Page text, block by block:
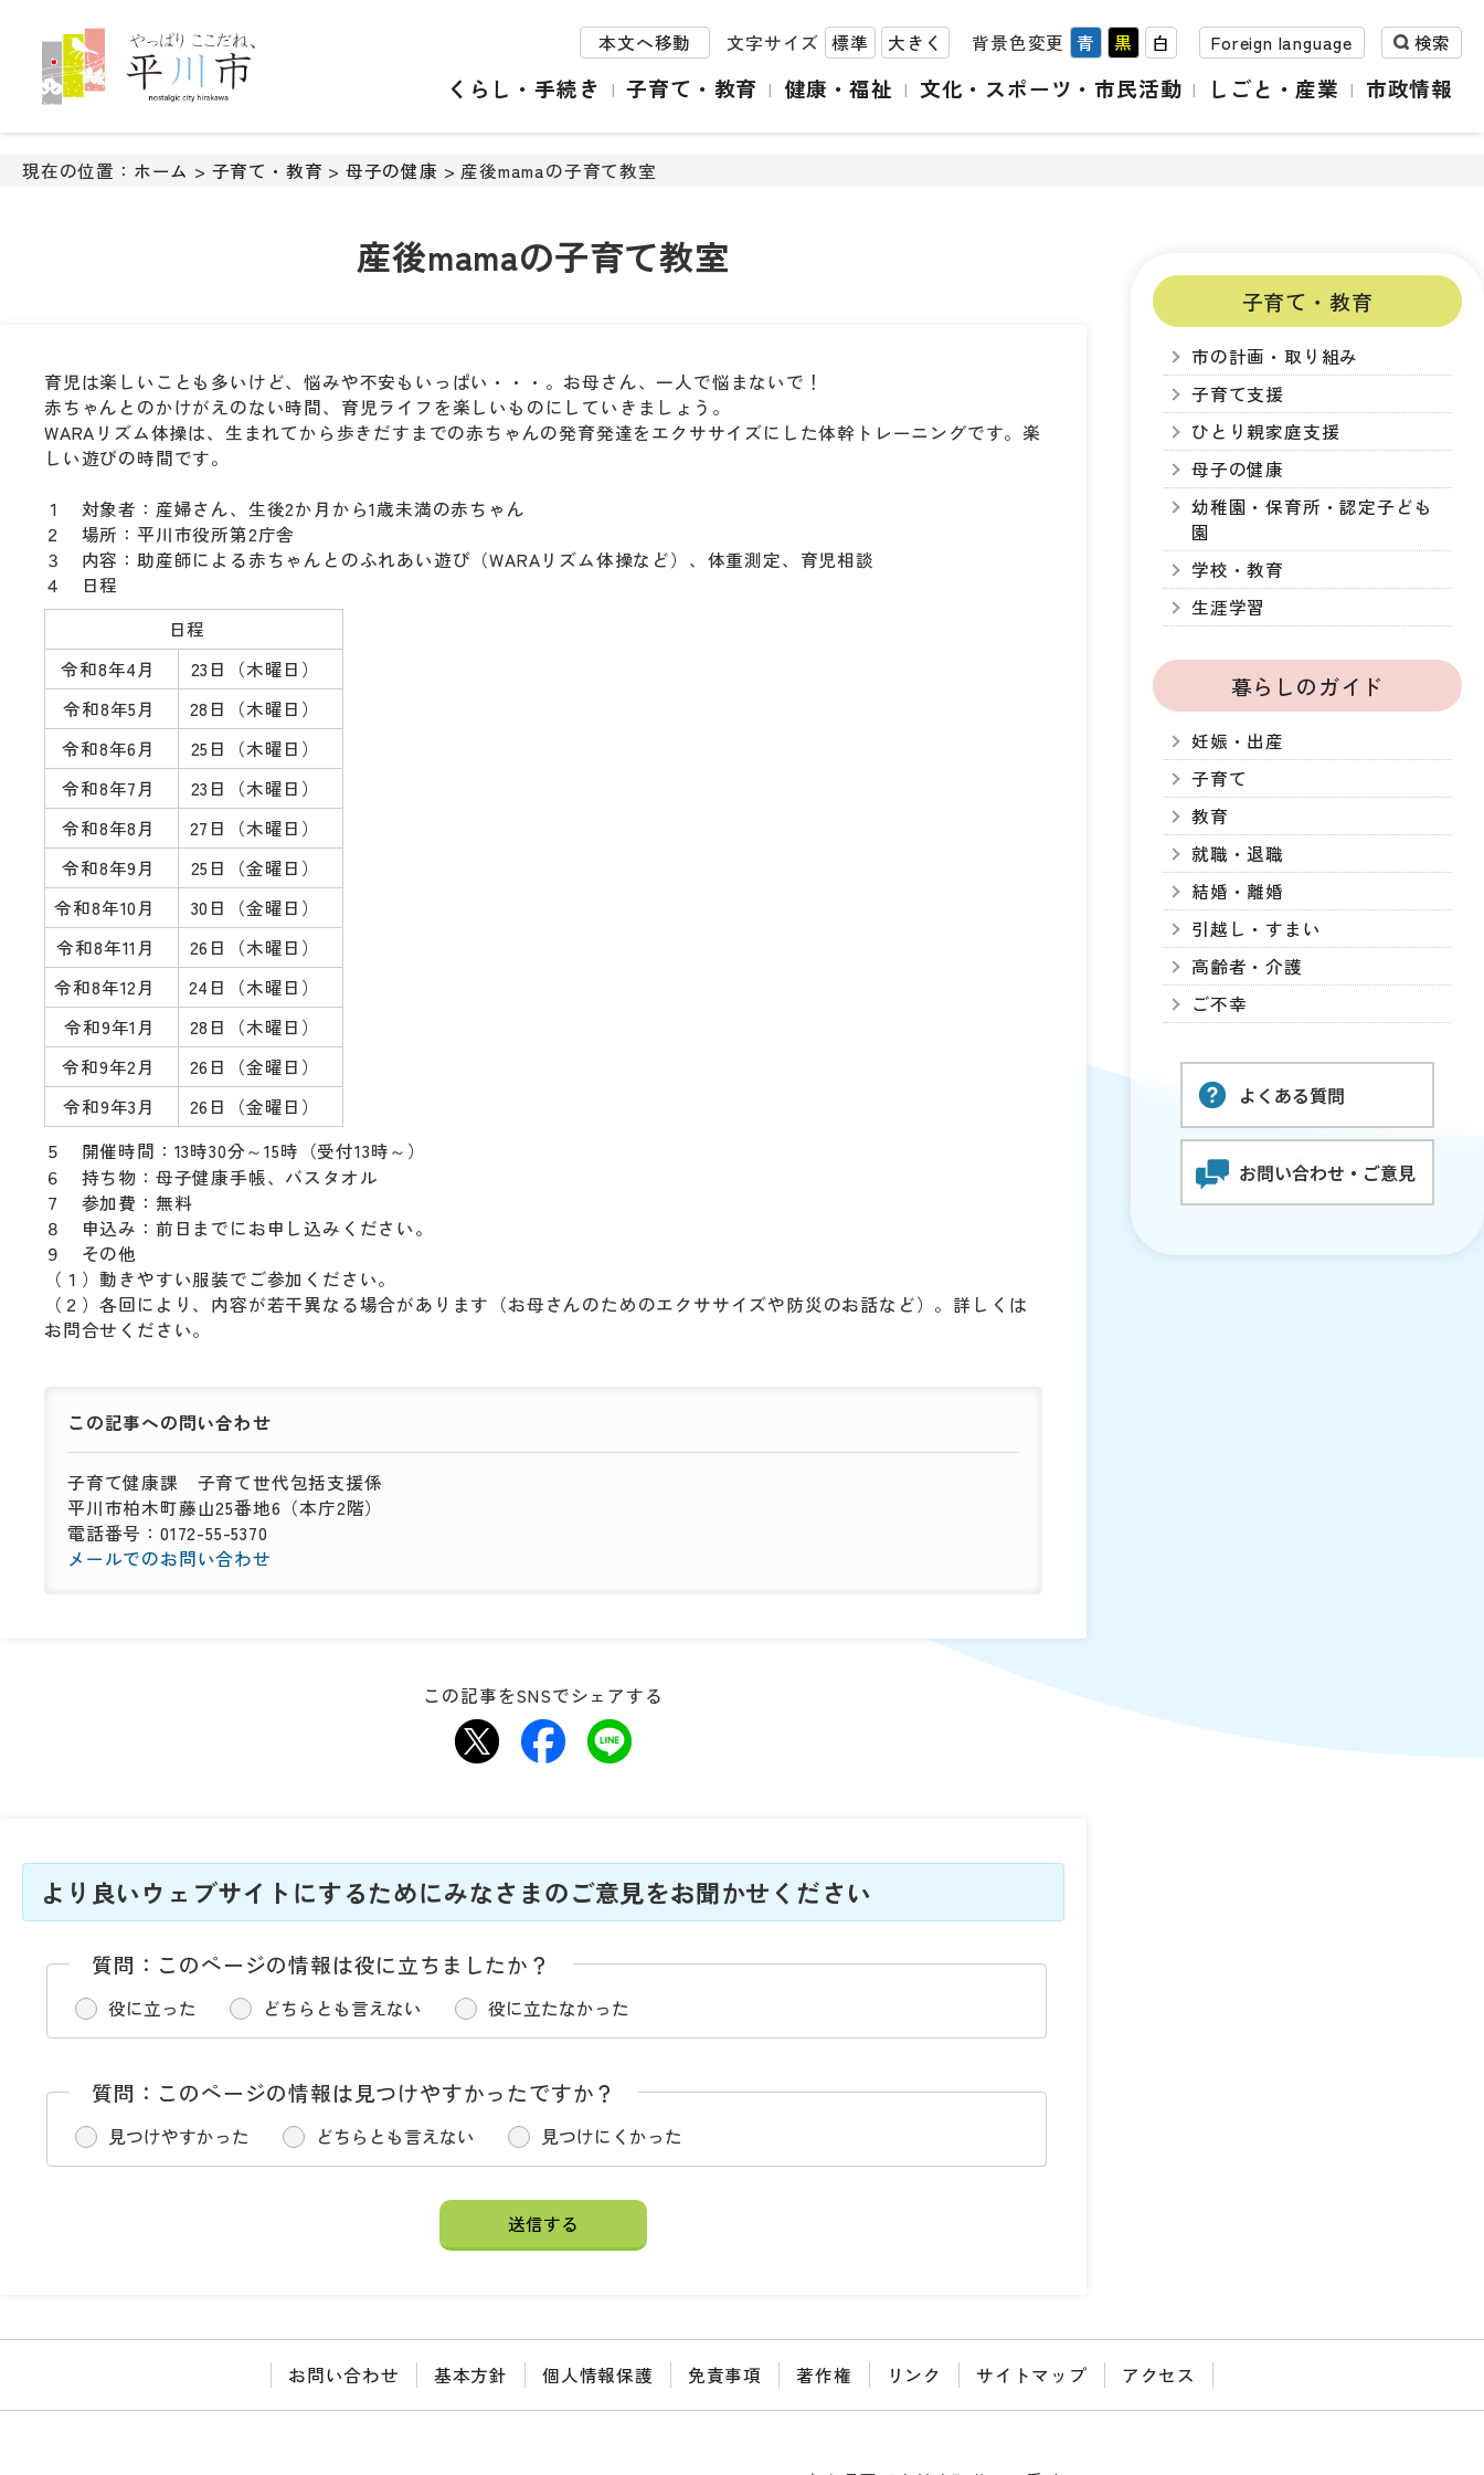
ョ
本文へ移動 文字サイズ 標準 大きく 背景色変更 青 黒 白 Foreign language 検索
くらし・手続き 子育て・教育 健康・福祉 文化・スポーツ・市民活動 しごと・産業 市政情報
現在の位置： ホーム > 子育て・教育 > 母子の健康 > 産後mamaの子育て教室
産後mamaの子育て教室
育児は楽しいことも多いけど、悩みや不安もいっぱい・・・。お母さん、一人で悩まないで！
赤ちゃんとのかけがえのない時間、育児ライフを楽しいものにしていきましょう。
WARAリズム体操は、生まれてから歩きだすまでの赤ちゃんの発育発達をエクササイズにした体幹トレーニングです。楽
しい遊びの時間です。
１ 対象者：産婦さん、生後2か月から1歳未満の赤ちゃん
２ 場所：平川市役所第2庁舎
３ 内容：助産師による赤ちゃんとのふれあい遊び（WARAリズム体操など）、体重測定、育児相談
４ 日程
日程
令和8年4月
23日（木曜日）
令和8年5月
28日（木曜日）
令和8年6月
25日（木曜日）
令和8年7月
23日（木曜日）
令和8年8月
27日（木曜日）
令和8年9月
25日（金曜日）
令和8年10月
30日（金曜日）
令和8年11月
26日（木曜日）
令和8年12月
24日（木曜日）
令和9年1月
28日（木曜日）
令和9年2月
26日（金曜日）
令和9年3月
26日（金曜日）
５ 開催時間：13時30分～15時（受付13時～）
６ 持ち物：母子健康手帳、バスタオル
７ 参加費：無料
８ 申込み：前日までにお申し込みください。
９ その他
（１）動きやすい服装でご参加ください。
（２）各回により、内容が若干異なる場合があります（お母さんのためのエクササイズや防災のお話など）。詳しくは
お問合せください。
この記事への問い合わせ
子育て健康課 子育て世代包括支援係
平川市柏木町藤山25番地6（本庁2階）
電話番号：0172-55-5370
メールでのお問い合わせ
この記事をSNSでシェアする
より良いウェブサイトにするためにみなさまのご意見をお聞かせください
質問：このページの情報は役に立ちましたか？
役に立った どちらとも言えない 役に立たなかった
質問：このページの情報は見つけやすかったですか？
見つけやすかった どちらとも言えない 見つけにくかった
子育て・教育
市の計画・取り組み
子育て支援
ひとり親家庭支援
母子の健康
幼稚園・保育所・認定子ども
園
学校・教育
生涯学習
暮らしのガイド
妊娠・出産
子育て
教育
就職・退職
結婚・離婚
引越し・すまい
高齢者・介護
ご不幸
お問い合わせ 基本方針 個人情報保護 免責事項 著作権 リンク サイトマップ アクセス